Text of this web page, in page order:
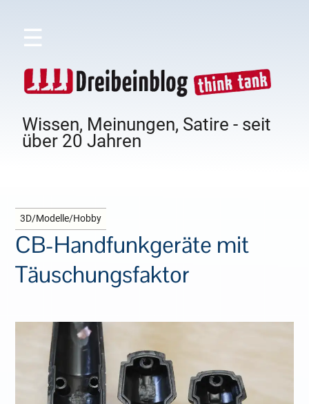
☰
Wissen, Meinungen, Satire - seit
über 20 Jahren
3D/Modelle/Hobby
CB-Handfunkgeräte mit
Täuschungsfaktor